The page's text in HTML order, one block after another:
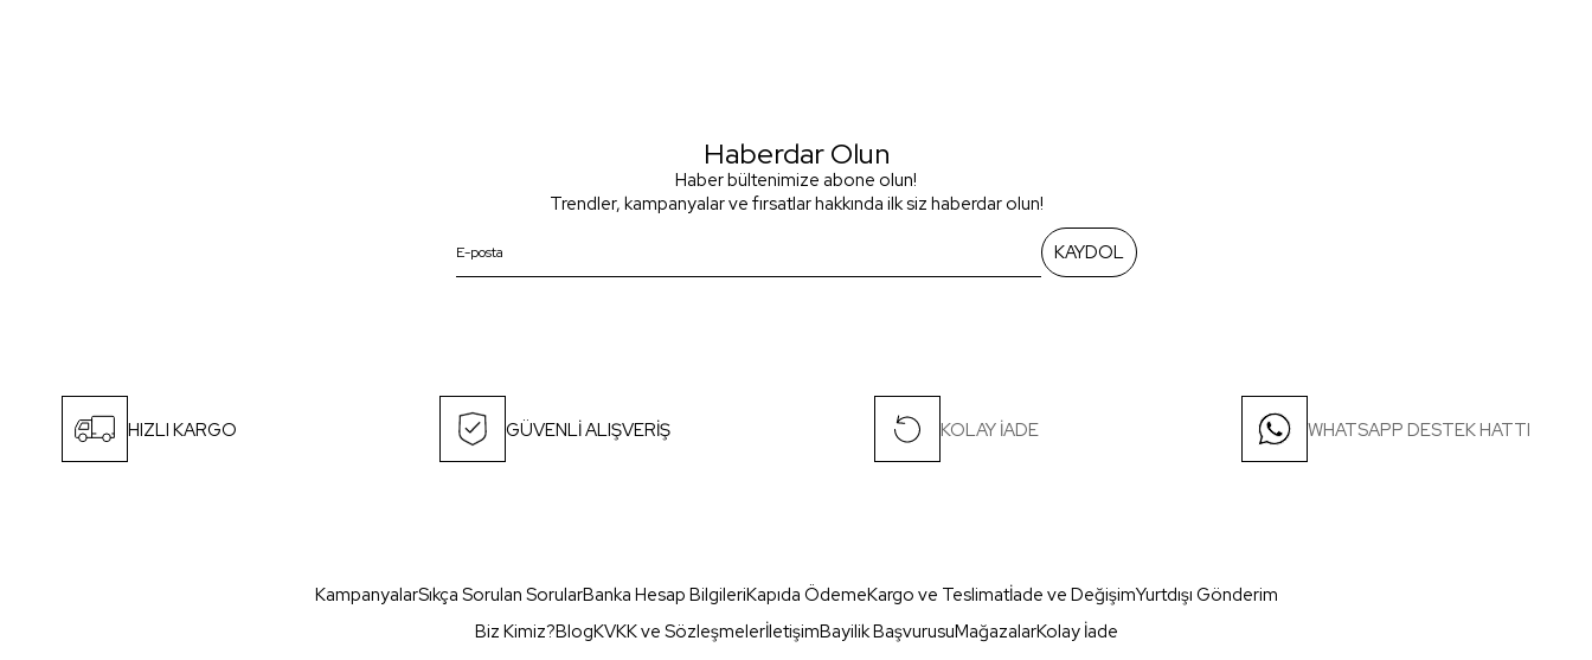
Haberdar Olun
Haber bültenimize abone olun!
Trendler, kampanyalar ve fırsatlar hakkında ilk siz haberdar olun!
KAYDOL
HIZLI KARGO GÜVENLİ ALIŞVERİŞ KOLAY İADE WHATSAPP DESTEK HATTI
KampanyalarSıkça Sorulan SorularBanka Hesap BilgileriKapıda ÖdemeKargo ve Teslimatİade ve DeğişimYurtdışı Gönderim
Biz Kimiz?BlogKVKK ve SözleşmelerİletişimBayilik BaşvurusuMağazalarKolay İade